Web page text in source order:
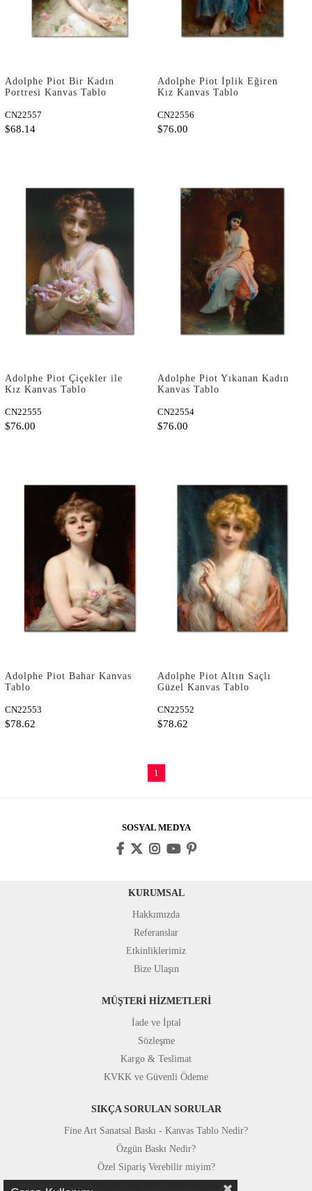
Adolphe Piot Bir Kadın
Portresi Kanvas Tablo
CN22557
$68.14
Adolphe Piot İplik Eğiren
Kız Kanvas Tablo
CN22556
$76.00
Adolphe Piot Çiçekler ile
Kız Kanvas Tablo
CN22555
$76.00
Adolphe Piot Yıkanan Kadın
Kanvas Tablo
CN22554
$76.00
Adolphe Piot Bahar Kanvas
Tablo
CN22553
$78.62
Adolphe Piot Altın Saçlı
Güzel Kanvas Tablo
CN22552
$78.62
1
SOSYAL MEDYA
KURUMSAL
Hakkımızda
Referanslar
Etkinliklerimiz
Bize Ulaşın
MÜŞTERİ HİZMETLERİ
İade ve İptal
Sözleşme
Kargo & Teslimat
KVKK ve Güvenli Ödeme
SIKÇA SORULAN SORULAR
Fine Art Sanatsal Baskı - Kanvas Tablo Nedir?
Özgün Baskı Nedir?
Özel Sipariş Verebilir miyim?